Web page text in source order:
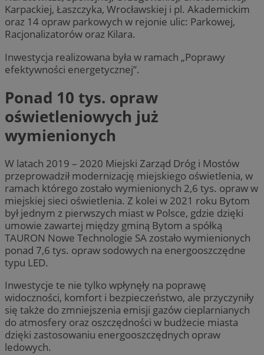
Karpackiej, Łaszczyka, Wrocławskiej i pl. Akademickim
oraz 14 opraw parkowych w rejonie ulic: Parkowej,
Racjonalizatorów oraz Kilara.
Inwestycja realizowana była w ramach „Poprawy
efektywności energetycznej”.
Ponad 10 tys. opraw
oświetleniowych już
wymienionych
W latach 2019 – 2020 Miejski Zarząd Dróg i Mostów
przeprowadził modernizację miejskiego oświetlenia, w
ramach którego zostało wymienionych 2,6 tys. opraw w
miejskiej sieci oświetlenia. Z kolei w 2021 roku Bytom
był jednym z pierwszych miast w Polsce, gdzie dzięki
umowie zawartej między gminą Bytom a spółką
TAURON Nowe Technologie SA zostało wymienionych
ponad 7,6 tys. opraw sodowych na energooszczędne
typu LED.
Inwestycje te nie tylko wpłynęły na poprawę
widoczności, komfort i bezpieczeństwo, ale przyczyniły
się także do zmniejszenia emisji gazów cieplarnianych
do atmosfery oraz oszczędności w budżecie miasta
dzięki zastosowaniu energooszczędnych opraw
ledowych.